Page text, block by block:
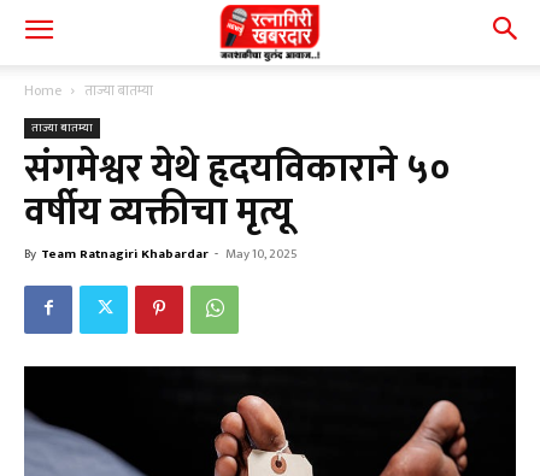
Home ताज्या बातम्या
ताज्या बातम्या
संगमेश्वर येथे हृदयविकाराने ५०
वर्षीय व्यक्तीचा मृत्यू
By Team Ratnagiri Khabardar - May 10, 2025